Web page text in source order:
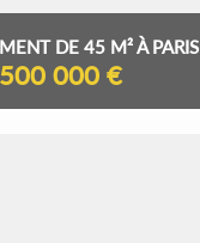
DE 45 M² À PARIS
500 000 €